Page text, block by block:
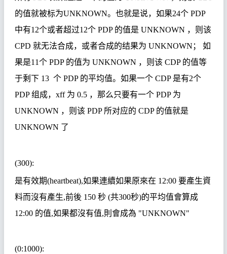
的值就被标为UNKNOWN。也就是说，如果24个 PDP
中有12个或者超过12个PDP 的值是 UNKNOWN ，则该
CPD 就无法合成，或者合成的结果为 UNKNOWN ；
如
果是11个PDP 的值为 UNKNOWN ，则该 CDP 的值等
于剩下13 个PDP 的平均值。如果一个CDP 是有2个
PDP组成， xff 为 0.5 ，那么只要有一个PDP 为
UNKNOWN ，则该 PDP 所对应的 CDP 的值就是
UNKNOWN 了
(300):
是有效期(heartbeat),如果連續如果原來在 12:00 要產生資
料而沒有產生,前後150 秒(共300秒)的平均值會算成
12:00 的值,如果都沒有值,則會成為 "UNKNOWN"
(0:1000):